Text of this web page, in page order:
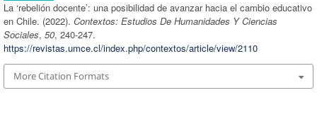
La ‘rebelión docente’: una posibilidad de avanzar hacia el cambio educativo
en Chile. (2022). Contextos: Estudios De Humanidades Y Ciencias
Sociales, 50, 240-247.
https://revistas.umce.cl/index.php/contextos/article/view/2110
More Citation Formats